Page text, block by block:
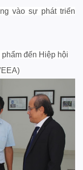
vào sự phát triển
đến Hiệp hội